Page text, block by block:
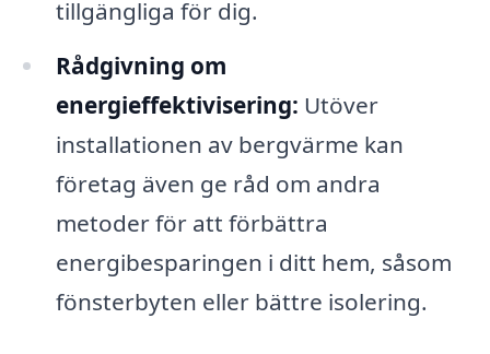
tillgängliga för dig.
Rådgivning om
energieffektivisering: Utöver
installationen av bergvärme kan
företag även ge råd om andra
metoder för att förbättra
energibesparingen i ditt hem, såsom
fönsterbyten eller bättre isolering.